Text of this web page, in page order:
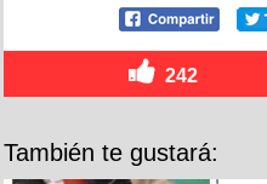
242
También te gustará: